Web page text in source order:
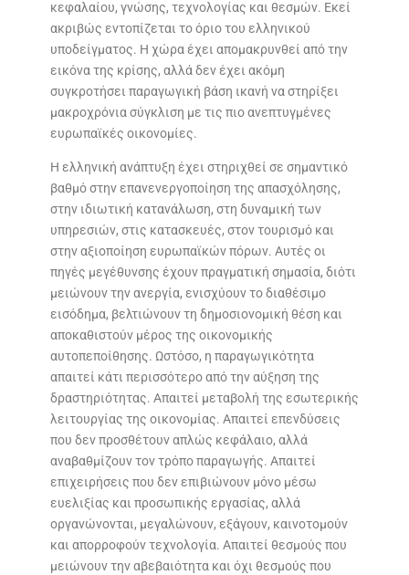
κεφαλαίου, γνώσης, τεχνολογίας και θεσμών. Εκεί
ακριβώς εντοπίζεται το όριο του ελληνικού
υποδείγματος. Η χώρα έχει απομακρυνθεί από την
εικόνα της κρίσης, αλλά δεν έχει ακόμη
συγκροτήσει παραγωγική βάση ικανή να στηρίξει
μακροχρόνια σύγκλιση με τις πιο ανεπτυγμένες
ευρωπαϊκές οικονομίες.
Η ελληνική ανάπτυξη έχει στηριχθεί σε σημαντικό
βαθμό στην επανενεργοποίηση της απασχόλησης,
στην ιδιωτική κατανάλωση, στη δυναμική των
υπηρεσιών, στις κατασκευές, στον τουρισμό και
στην αξιοποίηση ευρωπαϊκών πόρων. Αυτές οι
πηγές μεγέθυνσης έχουν πραγματική σημασία, διότι
μειώνουν την ανεργία, ενισχύουν το διαθέσιμο
εισόδημα, βελτιώνουν τη δημοσιονομική θέση και
αποκαθιστούν μέρος της οικονομικής
αυτοπεποίθησης. Ωστόσο, η παραγωγικότητα
απαιτεί κάτι περισσότερο από την αύξηση της
δραστηριότητας. Απαιτεί μεταβολή της εσωτερικής
λειτουργίας της οικονομίας. Απαιτεί επενδύσεις
που δεν προσθέτουν απλώς κεφάλαιο, αλλά
αναβαθμίζουν τον τρόπο παραγωγής. Απαιτεί
επιχειρήσεις που δεν επιβιώνουν μόνο μέσω
ευελιξίας και προσωπικής εργασίας, αλλά
οργανώνονται, μεγαλώνουν, εξάγουν, καινοτομούν
και απορροφούν τεχνολογία. Απαιτεί θεσμούς που
μειώνουν την αβεβαιότητα και όχι θεσμούς που